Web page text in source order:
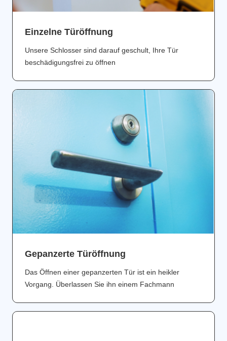
Einzelne Türöffnung
Unsere Schlosser sind darauf geschult, Ihre Tür
beschädigungsfrei zu öffnen
Gepanzerte Türöffnung
Das Öffnen einer gepanzerten Tür ist ein heikler
Vorgang. Überlassen Sie ihn einem Fachmann